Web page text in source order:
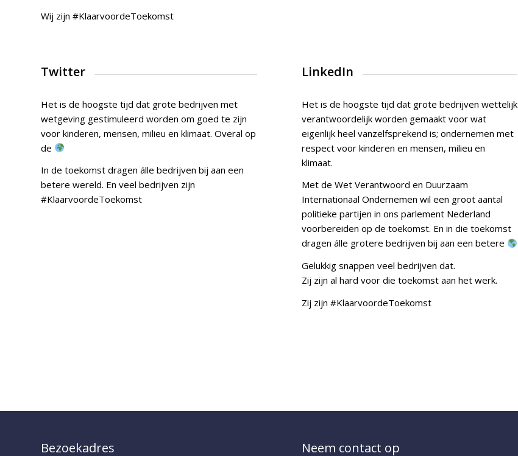
Wij zijn #KlaarvoordeToekomst
Twitter
Het is de hoogste tijd dat grote bedrijven met
wetgeving gestimuleerd worden om goed te zijn
voor kinderen, mensen, milieu en klimaat. Overal op
de
In de toekomst dragen álle bedrijven bij aan een
betere wereld. En veel bedrijven zijn
#KlaarvoordeToekomst
LinkedIn
Het is de hoogste tijd dat grote bedrijven wettelijk
verantwoordelijk worden gemaakt voor wat
eigenlijk heel vanzelfsprekend is; ondernemen met
respect voor kinderen en mensen, milieu en
klimaat.
Met de Wet Verantwoord en Duurzaam
Internationaal Ondernemen wil een groot aantal
politieke partijen in ons parlement Nederland
voorbereiden op de toekomst. En in die toekomst
dragen álle grotere bedrijven bij aan een betere
Gelukkig snappen veel bedrijven dat.
Zij zijn al hard voor die toekomst aan het werk.
Zij zijn #KlaarvoordeToekomst
Bezoekadres Neem contact op